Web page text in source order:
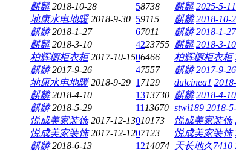
麒麟 2018-10-28 58738 麒麟 2025-5-
地康水电地暖 2018-9-30 59115 麒麟 2018-10-
麒麟 2018-1-27 67011 麒麟 2018-1-
麒麟 2018-3-10 4223755 麒麟 2018-3-
柏辉橱柜衣柜 2017-10-1506466 柏辉橱柜衣柜
麒麟 2017-9-26 47557 麒麟 2017-9-
地康水电地暖 2018-9-29 1 7129 dulcinea1
麒麟 2018-4-10 1313730 麒麟 2018-4-
麒麟 2018-5-29 11 13670 stwl189 2018-
悦成美家装饰 2017-12-13010173 悦成美家装饰
悦成美家装饰 2017-12-1207123 悦成美家装饰
麒麟 2018-6-13 1214074 天长地久7410